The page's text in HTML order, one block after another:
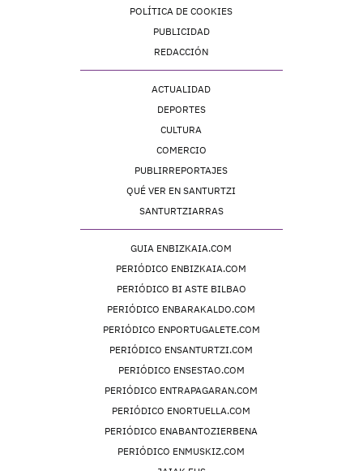
POLÍTICA DE COOKIES
PUBLICIDAD
REDACCIÓN
ACTUALIDAD
DEPORTES
CULTURA
COMERCIO
PUBLIRREPORTAJES
QUÉ VER EN SANTURTZI
SANTURTZIARRAS
GUIA ENBIZKAIA.COM
PERIÓDICO ENBIZKAIA.COM
PERIÓDICO BI ASTE BILBAO
PERIÓDICO ENBARAKALDO.COM
PERIÓDICO ENPORTUGALETE.COM
PERIÓDICO ENSANTURTZI.COM
PERIÓDICO ENSESTAO.COM
PERIÓDICO ENTRAPAGARAN.COM
PERIÓDICO ENORTUELLA.COM
PERIÓDICO ENABANTOZIERBENA
PERIÓDICO ENMUSKIZ.COM